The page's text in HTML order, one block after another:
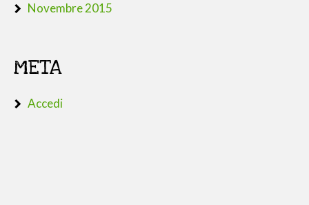
Novembre 2015
META
Accedi